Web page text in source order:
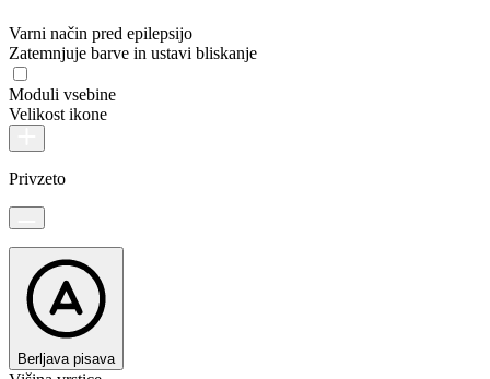
Varni način pred epilepsijo
Zatemnjuje barve in ustavi bliskanje
Moduli vsebine
Velikost ikone
Privzeto
Berljava pisava